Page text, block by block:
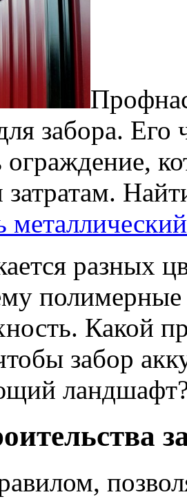
забора.
ограждение,
разных
полимерные
Какой
забор